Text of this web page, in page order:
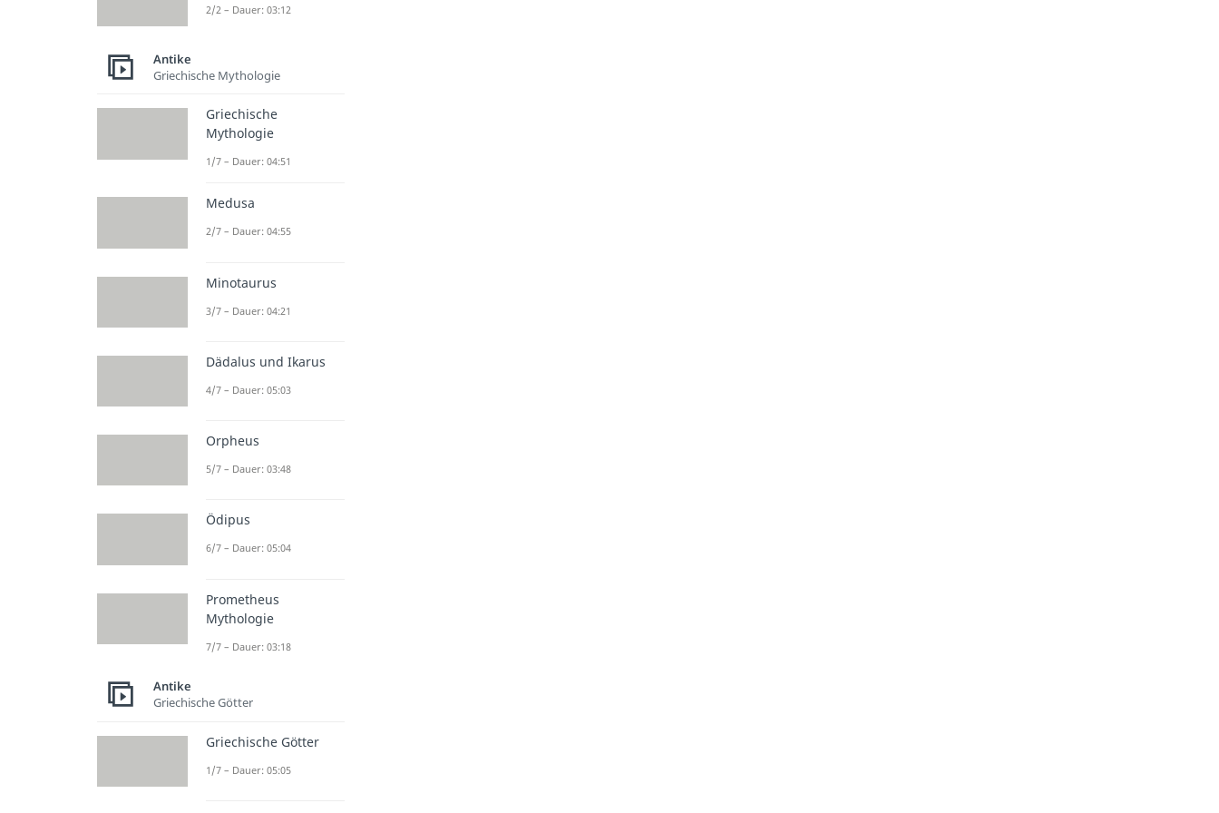
2/2 – Dauer: 03:12
Antike
Griechische Mythologie
Griechische
Mythologie
1/7 – Dauer: 04:51
Medusa
2/7 – Dauer: 04:55
Minotaurus
3/7 – Dauer: 04:21
Dädalus und Ikarus
4/7 – Dauer: 05:03
Orpheus
5/7 – Dauer: 03:48
Ödipus
6/7 – Dauer: 05:04
Prometheus
Mythologie
7/7 – Dauer: 03:18
Antike
Griechische Götter
Griechische Götter
1/7 – Dauer: 05:05